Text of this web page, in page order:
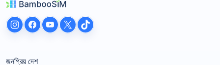
জনপ্রিয় দেশ